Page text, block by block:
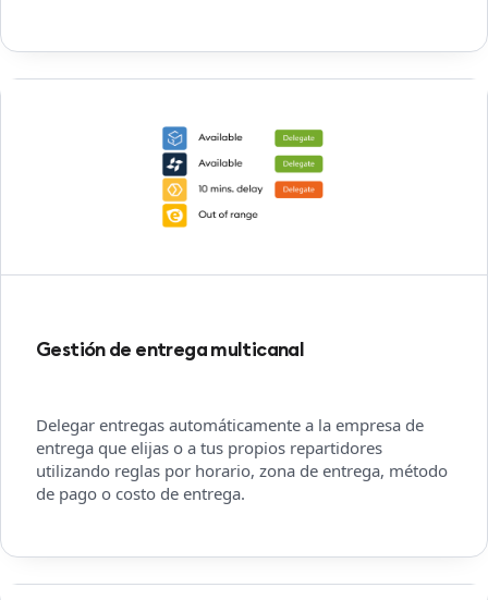
Gestión de entrega multicanal
Delegar entregas automáticamente a la empresa de
entrega que elijas o a tus propios repartidores
utilizando reglas por horario, zona de entrega, método
de pago o costo de entrega.